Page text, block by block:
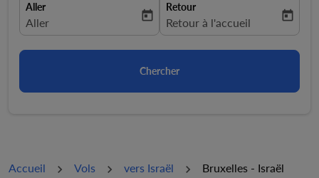
Aller
fc-booking-departure-date-aria-label
Aller today
Retour
fc-booking-return-date-aria-
Retour à l'accueil today
Chercher
Accueil Vols vers Israël Bruxelles - Israël